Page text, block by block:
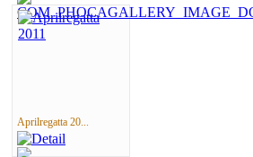
Aprilregatta 20...